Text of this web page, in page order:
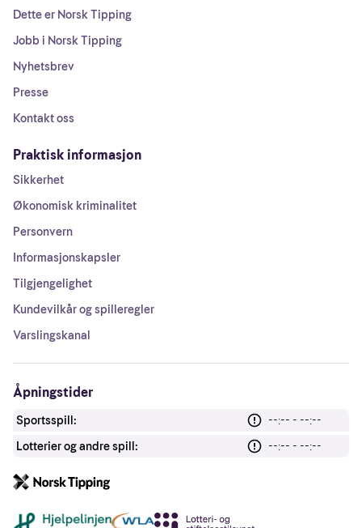
Dette er Norsk Tipping
Jobb i Norsk Tipping
Nyhetsbrev
Presse
Kontakt oss
Praktisk informasjon
Sikkerhet
Økonomisk kriminalitet
Personvern
Informasjonskapsler
Tilgjengelighet
Kundevilkår og spilleregler
Varslingskanal
Åpningstider
Sportsspill:
--:-- - --:--
Lotterier og andre spill:
--:-- - --:--
Andre lenker